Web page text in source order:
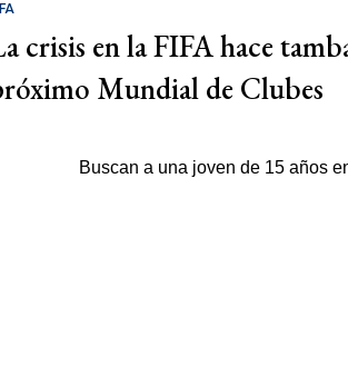
crisis en la FIFA hace
Mundial de Clubes